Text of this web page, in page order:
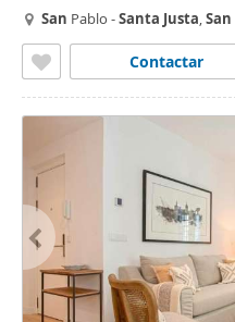
San Pablo -Santa Justa,San
Contactar